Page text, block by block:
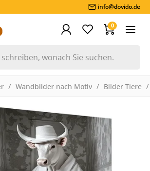
info@dovido.de
0
Wandbilder nach Motiv Bilder Tiere